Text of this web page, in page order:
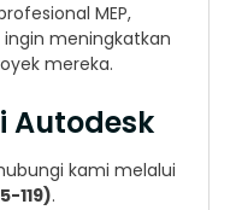
MEP,
meningkatkan
mereka.
Autodesk
kami melalui
119).